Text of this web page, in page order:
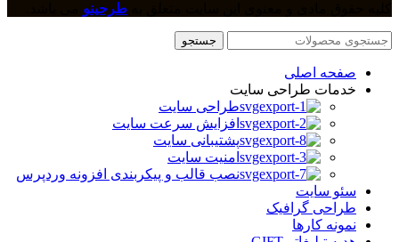
طرحینو
جستجو
صفحه اصلی
خدمات طراحی سایت
طراحی سایت
افزایش سرعت سایت
پشتیبانی سایت
امنیت سایت
نصب قالب و پیکربندی افزونه وردپرس
سئو سایت
طراحی گرافیک
نمونه کارها